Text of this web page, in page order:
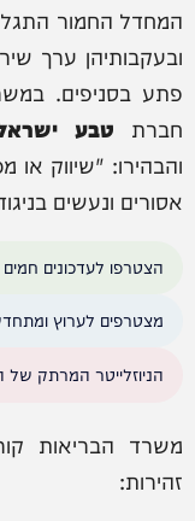
המחדל החמור
ובעקבותיהן ערך
פתע בסניפים.
חברת טבע
והבהירו: "שיווק
אסורים ונעשים
הצטרפו לעדכונים
מצטרפים לערוץ
הניוזלייטר המרתק
משרד הבריאות
זהירות: